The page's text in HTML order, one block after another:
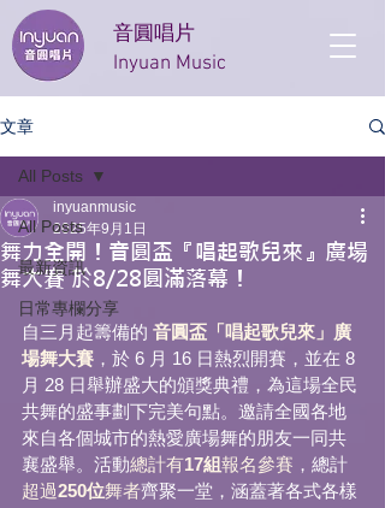
音圓唱片
Inyuan Music
文章
All Posts
最新資訊
日常專欄分享
All Posts
舞力全開！音圓盃『唱起歌兒來』廣場
舞大賽 於8/28圓滿落幕！
inyuanmusic
2025年9月1日
自三月起籌備的 音圓盃「唱起歌兒來」廣
場舞大賽 ，於 6 月 16 日熱烈開賽，並在 8
月 28 日舉辦盛大的頒獎典禮，為這場全民
共舞的盛事劃下完美句點。邀請全國各地
來自各個城市的熱愛廣場舞的朋友一同共
襄盛舉。活動總計有17組報名參賽 ，總計
超過250位舞者齊聚一堂，涵蓋著各式各樣